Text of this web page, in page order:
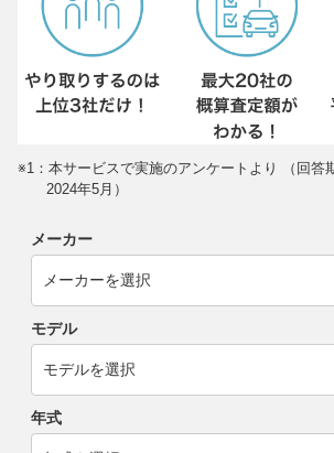
※1：本サービスで実施のアンケートより （回答
2024年5月）
メーカー
モデル
年式